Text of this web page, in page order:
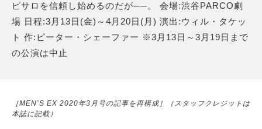
ピサロを信頼し始めるのだが──。 会場:渋谷PARCO劇
場 日程:3月13日(金)～4月20日(月) 演出:ウィル・タケッ
ト 作:ピーター・シェーファー ※3月13日～3月19日まで
の公演は中止
［MEN’S EX 2020年3月号の記事を再構成］（スタッフクレジットは
本誌に記載）